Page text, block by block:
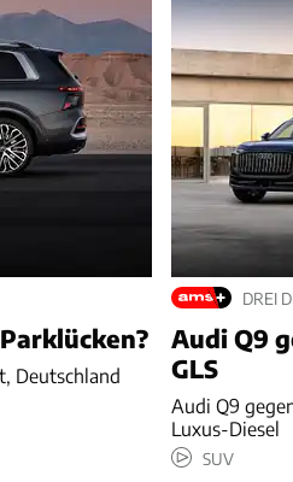
Deutschland
DREI
Audi Q9
GLS
Audi Q9
Luxus-Diesel
SUV